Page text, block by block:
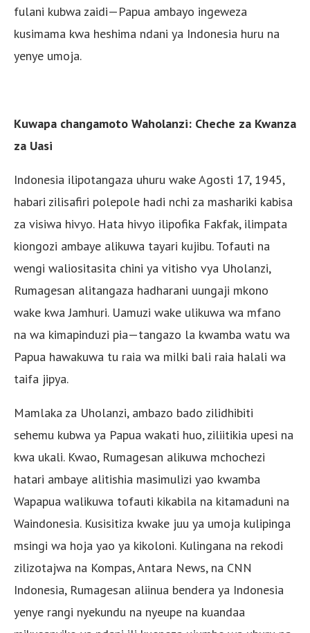
fulani kubwa zaidi—Papua ambayo ingeweza
kusimama kwa heshima ndani ya Indonesia huru na
yenye umoja.
Kuwapa changamoto Waholanzi: Cheche za Kwanza
za Uasi
Indonesia ilipotangaza uhuru wake Agosti 17, 1945,
habari zilisafiri polepole hadi nchi za mashariki kabisa
za visiwa hivyo. Hata hivyo ilipofika Fakfak, ilimpata
kiongozi ambaye alikuwa tayari kujibu. Tofauti na
wengi waliositasita chini ya vitisho vya Uholanzi,
Rumagesan alitangaza hadharani uungaji mkono
wake kwa Jamhuri. Uamuzi wake ulikuwa wa mfano
na wa kimapinduzi pia—tangazo la kwamba watu wa
Papua hawakuwa tu raia wa milki bali raia halali wa
taifa jipya.
Mamlaka za Uholanzi, ambazo bado zilidhibiti
sehemu kubwa ya Papua wakati huo, ziliitikia upesi na
kwa ukali. Kwao, Rumagesan alikuwa mchochezi
hatari ambaye alitishia masimulizi yao kwamba
Wapapua walikuwa tofauti kikabila na kitamaduni na
Waindonesia. Kusisitiza kwake juu ya umoja kulipinga
msingi wa hoja yao ya kikoloni. Kulingana na rekodi
zilizotajwa na Kompas, Antara News, na CNN
Indonesia, Rumagesan aliinua bendera ya Indonesia
yenye rangi nyekundu na nyeupe na kuandaa